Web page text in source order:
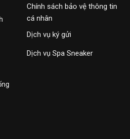
Chính sách bảo vệ thông tin
cá nhân
Dịch vụ ký gửi
Dịch vụ Spa Sneaker